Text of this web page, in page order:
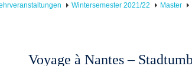
Kontakt
Wintersemester 2021/22 Master
Voyage à Nantes –